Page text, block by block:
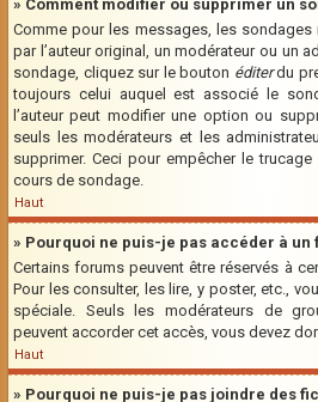
» Comment modifier ou supprimer un
Comme pour les messages, les
par l’auteur original, un modérateur ou un
sondage, cliquez sur le bouton éditerdu
toujours celui auquel est associé le
l’auteur peut modifier une option ou
seuls les modérateurs et les
supprimer. Ceci pour empêcher le
cours de sondage.
Haut
» Pourquoi ne puis-je pas accéder à un
Certains forums peuvent être réservés à
Pour les consulter, les lire, y poster, etc.,
spéciale. Seuls les modérateurs de
peuvent accorder cet accès, vous devez
Haut
» Pourquoi ne puis-je pas joindre des